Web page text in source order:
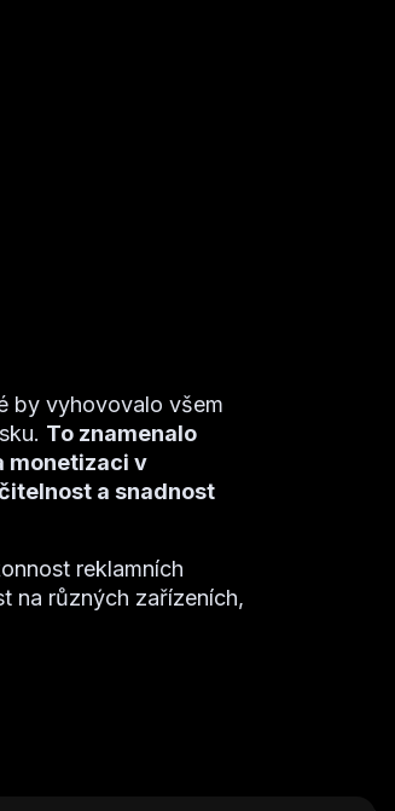
by vyhovovalo všem
To znamenalo
monetizaci v
a snadnost
reklamních
na různých zařízeních,